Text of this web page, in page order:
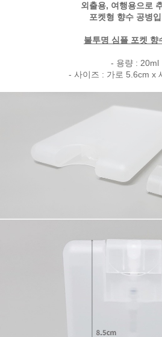
외출용, 여행용으로
포켓형 향수 공병
불투명 심플 포켓 향
- 용량 : 20ml
- 사이즈 : 가로 5.6cm x